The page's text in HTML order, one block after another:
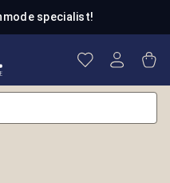
specialist!
Je hebt 0